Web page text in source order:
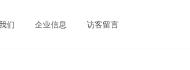
们 企业信息 访客留言